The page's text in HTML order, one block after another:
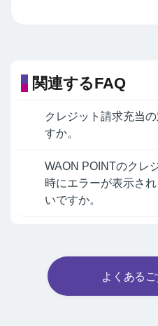
関連するFAQ
クレジット請求充当
すか。
WAON POINTのクレ
時にエラーが表示さ
いですか。
よくある